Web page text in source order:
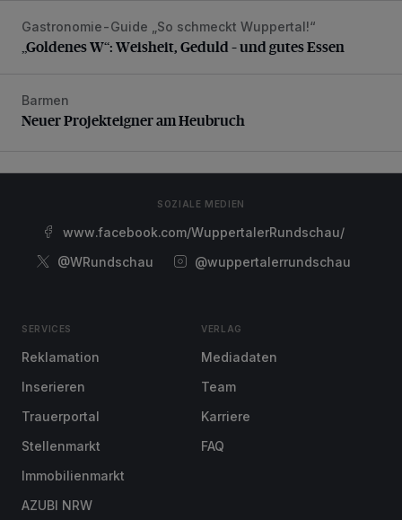
„Goldenes W“: Weisheit, Geduld – und gutes Essen
Gastronomie-Guide „So schmeckt Wuppertal!“
„Goldenes W“: Weisheit, Geduld – und gutes Essen
Neuer Projekteigner am Heubruch
Barmen
Neuer Projekteigner am Heubruch
SOZIALE MEDIEN
www.facebook.com/WuppertalerRundschau/
@WRundschau
@wuppertalerrundschau
SERVICES
Reklamation
Inserieren
Trauerportal
Stellenmarkt
Immobilienmarkt
AZUBI NRW
VERLAG
Mediadaten
Team
Karriere
FAQ